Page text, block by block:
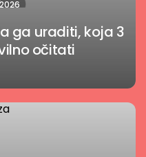
ga uraditi, koja 3
očitati